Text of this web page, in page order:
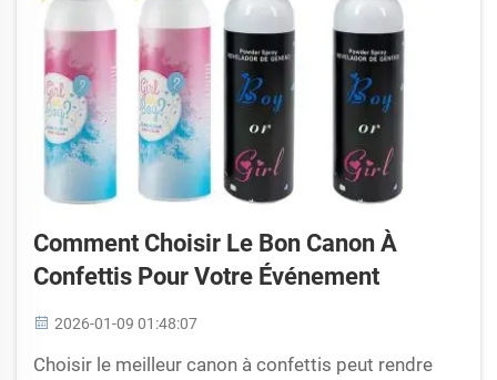
Comment Choisir Le Bon Canon À
Confettis Pour Votre Événement
2026-01-09 01:48:07
Choisir le meilleur canon à confettis peut rendre